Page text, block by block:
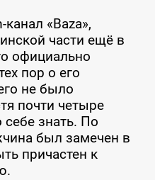
«Baza»,
части ещё в
официально
пор о его
не было
почти четыре
знать. По
был замечен в
причастен к